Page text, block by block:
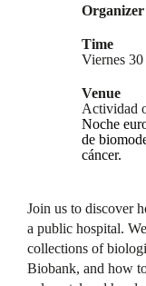
Organizer
Time
Viernes 30
Venue
Actividad
Noche
de
cáncer.
Join us to discover
a public hospital.
collections of
Biobank, and how